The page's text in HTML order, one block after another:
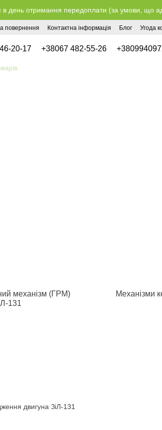
день отримання передоплати (за умови, що
повернення Контактна інформація Блог Угода
20-17 +38067 482-55-26
механізм (ГРМ)
131
Механізми